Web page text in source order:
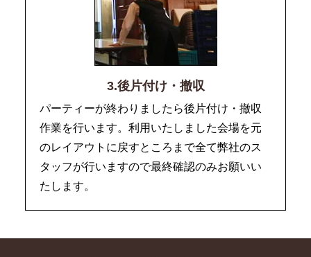
3.後片付け・撤収
パーティーが終わりましたら後片付け・撤収
作業を行います。利用いたしました会場を元
のレイアウトに戻すところまで全て弊社のス
タッフが行いますので最終確認のみお願いい
たします。